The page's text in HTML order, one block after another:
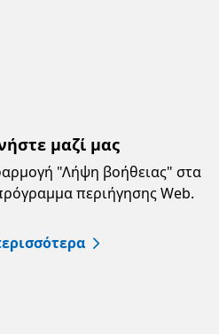
μαζί μας
"Λήψη βοήθειας" στα
περιήγησης Web.